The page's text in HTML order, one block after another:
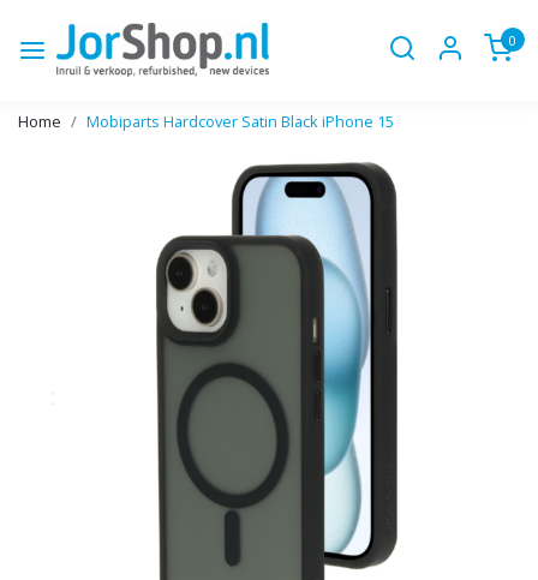
0
Home Mobiparts Hardcover Satin Black iPhone 15